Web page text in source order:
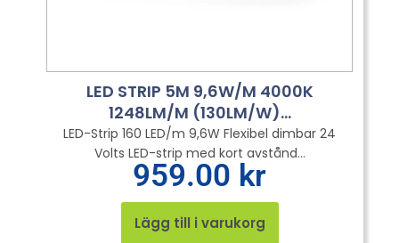
LED STRIP 5M 9,6W/M 4000K
1248LM/M (130LM/W)...
LED-Strip 160 LED/m 9,6W Flexibel dimbar 24
Volts LED-strip med kort avstånd...
959.00 kr
Lägg till i varukorg